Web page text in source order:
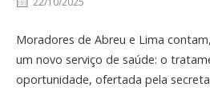
Moradores de Abreu e Lima
um novo serviço de saúde: o
oportunidade, ofertada pela